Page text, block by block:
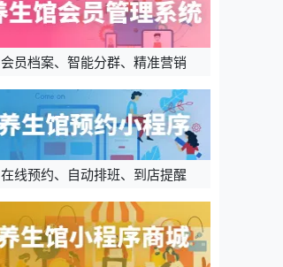
会员档案、智能分群、精准营销
在线预约、自动排班、到店提醒